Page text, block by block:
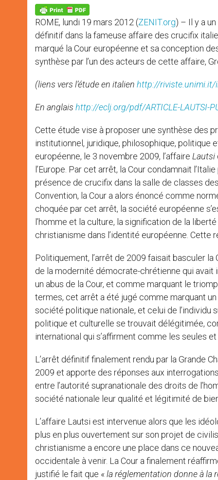
p
p
g
e
r
k
ROME, lundi 19 mars 2012 (ZENIT.org) – Il y a
définitif dans la fameuse affaire des crucifix
marqué la Cour européenne et sa conception
synthèse par l’un des acteurs de cette affaire,
(liens vers l’étude en italien http://
En anglais http://eclj.org/pdf/ARTICLE-LAUTSI-
Cette étude vise à proposer une synthèse des
institutionnel, juridique, philosophique, politique
européenne, le 3 novembre 2009, l’affaire Lautsi
l’Europe. Par cet arrêt, la Cour condamnait
présence de crucifix dans la salle de classes
Convention, la Cour a alors énoncé comme
choquée par cet arrêt, la société européenne
l’homme et la culture, la signification de la
christianisme dans l’identité européenne. Cette
Politiquement, l’arrêt de 2009 faisait basculer
de la modernité démocrate-chrétienne qui
un abus de la Cour, et comme marquant le
termes, cet arrêt a été jugé comme marquant
société politique nationale, et celui de l’individu
politique et culturelle se trouvait délégitimée,
international qui s’affirment comme les seules
L’arrêt définitif finalement rendu par la Grande
2009 et apporte des réponses aux
entre l’autorité supranationale des droits de
société nationale leur qualité et légitimité de
L’affaire Lautsi est intervenue alors que les
plus en plus ouvertement sur son projet de
christianisme a encore une place dans ce
occidentale à venir. La Cour a finalement
justifié le fait que « la réglementation donne à la